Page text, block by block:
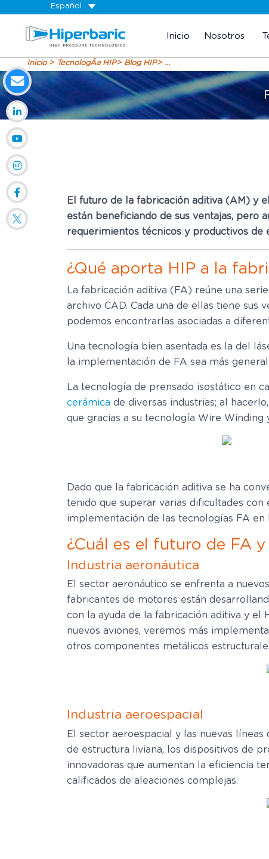
Español
Inicio Nosotros
Inicio TecnologÃ­a HIP Blog HIP ...
El futuro de la fabricación aditiva (AM) y
están beneficiando de sus ventajas, pero
requerimientos técnicos y productivos de
¿Qué aporta HIP a la
La fabricación aditiva (FA) reúne una
archivo CAD. Cada una de ellas tiene sus
podemos encontrarlas asociadas a
Una tecnología bien asentada es la del
la implementación de FA sea más
La tecnología de prensado isostático en
cerámica de diversas industrias; al
que gracias a su tecnología Wire Winding
Dado que la fabricación aditiva se ha
tenido que superar varias dificultades
implementación de las tecnologías FA en
¿Cuál es el futuro de FA
Industria aeronáutica
El sector aeronáutico se enfrenta a
fabricantes de motores están
con la ayuda de la fabricación aditiva y el
nuevos aviones, veremos más
otros componentes metálicos
Industria aeroespacial
El sector aeroespacial y las nuevas
de estructura liviana, los dispositivos de
innovadoras que aumentan la eficiencia
calificados de aleaciones complejas.